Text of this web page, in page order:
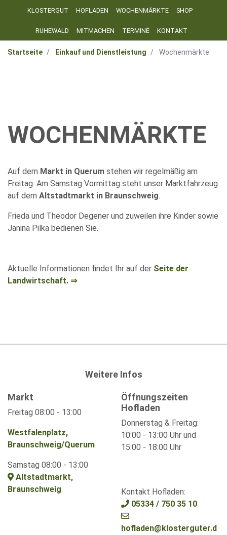
KLOSTERGUT HOFLADEN WOCHENMÄRKTE SHOP
RUHEWALD MITMACHEN TERMINE KONTAKT
Startseite Einkauf und Dienstleistung Wochenmärkte
WOCHENMÄRKTE
Auf dem Markt in Querum stehen wir regelmäßig am
Freitag. Am Samstag Vormittag steht unser Marktfahrzeug
auf dem Altstadtmarkt in Braunschweig.
Frieda und Theodor Degener und zuweilen ihre Kinder sowie
Janina Pilka bedienen Sie.
Aktuelle Informationen findet Ihr auf der Seite der
Landwirtschaft. ⇒
Weitere Infos
Markt
Freitag 08:00 - 13:00
Westfalenplatz,
Braunschweig/Querum
Samstag 08:00 - 13:00
Altstadtmarkt,
Braunschweig
Öffnungszeiten
Hofladen
Donnerstag & Freitag:
10:00 - 13:00 Uhr und
15:00 - 18:00 Uhr
Kontakt Hofladen:
05334 / 750 35 10
hofladen@klosterguter.d